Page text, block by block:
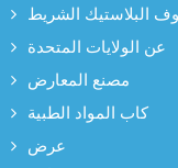
البلاستيك الشريط
عن الولايات المتحدة
مصنع المعارض
كاب المواد الطبية
عرض